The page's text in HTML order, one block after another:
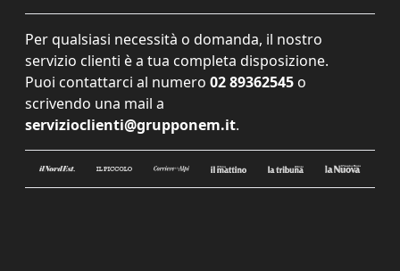
Per qualsiasi necessità o domanda, il nostro
servizio clienti è a tua completa disposizione.
Puoi contattarci al numero 02 89362545 o
scrivendo una mail a
servizioclienti@grupponem.it.